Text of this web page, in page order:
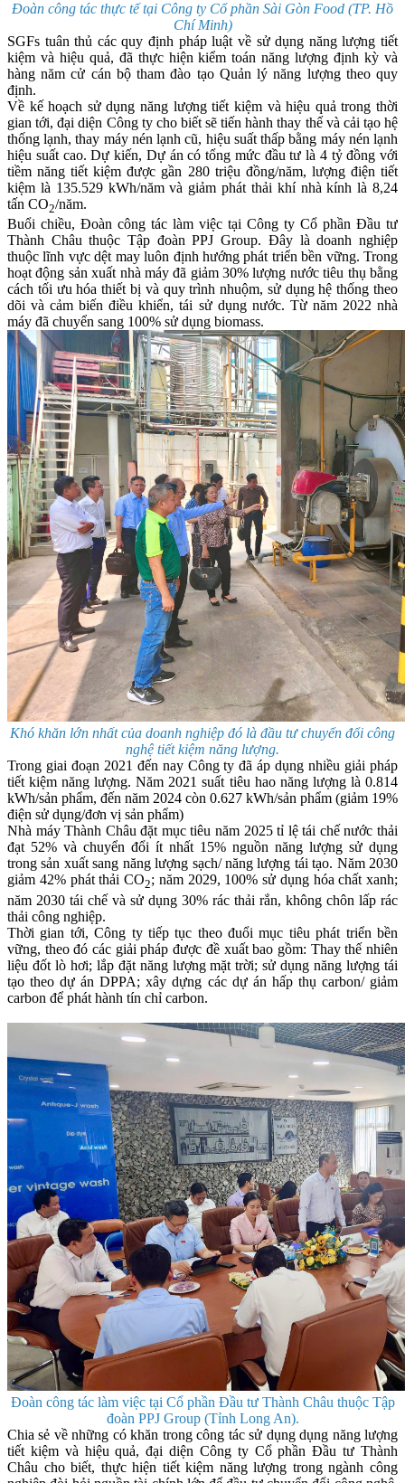
Đoàn công tác thực tế tại Công ty Cổ phần Sài Gòn Food (TP. Hồ
Chí Minh)
SGFs tuân thủ các quy định pháp luật về sử dụng năng lượng tiết
kiệm và hiệu quả, đã thực hiện kiểm toán năng lượng định kỳ và
hàng năm cử cán bộ tham đào tạo Quản lý năng lượng theo quy
định.
Về kế hoạch sử dụng năng lượng tiết kiệm và hiệu quả trong thời
gian tới, đại diện Công ty cho biết sẽ tiến hành thay thế và cải tạo hệ
thống lạnh, thay máy nén lạnh cũ, hiệu suất thấp bằng máy nén lạnh
hiệu suất cao. Dự kiến, Dự án có tổng mức đầu tư là 4 tỷ đồng với
tiềm năng tiết kiệm được gần 280 triệu đồng/năm, lượng điện tiết
kiệm là 135.529 kWh/năm và giảm phát thải khí nhà kính là 8,24
tấn CO2/năm.
Buổi chiều, Đoàn công tác làm việc tại Công ty Cổ phần Đầu tư
Thành Châu thuộc Tập đoàn PPJ Group. Đây là doanh nghiệp
thuộc lĩnh vực dệt may luôn định hướng phát triển bền vững. Trong
hoạt động sản xuất nhà máy đã giảm 30% lượng nước tiêu thụ bằng
cách tối ưu hóa thiết bị và quy trình nhuộm, sử dụng hệ thống theo
dõi và cảm biến điều khiển, tái sử dụng nước. Từ năm 2022 nhà
máy đã chuyển sang 100% sử dụng biomass.
Khó khăn lớn nhất của doanh nghiệp đó là đầu tư chuyển đổi công
nghệ tiết kiệm năng lượng.
Trong giai đoạn 2021 đến nay Công ty đã áp dụng nhiều giải pháp
tiết kiệm năng lượng. Năm 2021 suất tiêu hao năng lượng là 0.814
kWh/sản phẩm, đến năm 2024 còn 0.627 kWh/sản phẩm (giảm 19%
điện sử dụng/đơn vị sản phẩm)
Nhà máy Thành Châu đặt mục tiêu năm 2025 tỉ lệ tái chế nước thải
đạt 52% và chuyển đổi ít nhất 15% nguồn năng lượng sử dụng
trong sản xuất sang năng lượng sạch/ năng lượng tái tạo. Năm 2030
giảm 42% phát thải CO2; năm 2029, 100% sử dụng hóa chất xanh;
năm 2030 tái chế và sử dụng 30% rác thải rắn, không chôn lấp rác
thải công nghiệp.
Thời gian tới, Công ty tiếp tục theo đuổi mục tiêu phát triển bền
vững, theo đó các giải pháp được đề xuất bao gồm: Thay thế nhiên
liệu đốt lò hơi; lắp đặt năng lượng mặt trời; sử dụng năng lượng tái
tạo theo dự án DPPA; xây dựng các dự án hấp thụ carbon/ giảm
carbon để phát hành tín chỉ carbon.
Đoàn công tác làm việc tại Cổ phần Đầu tư Thành Châu thuộc Tập
đoàn PPJ Group (Tỉnh Long An).
Chia sẻ về những có khăn trong công tác sử dụng dụng năng lượng
tiết kiệm và hiệu quả, đại diện Công ty Cổ phần Đầu tư Thành
Châu cho biết, thực hiện tiết kiệm năng lượng trong ngành công